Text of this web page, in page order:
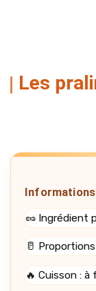
Les
🥜 Ingrédient
🥛
🔥 Cuisson : à